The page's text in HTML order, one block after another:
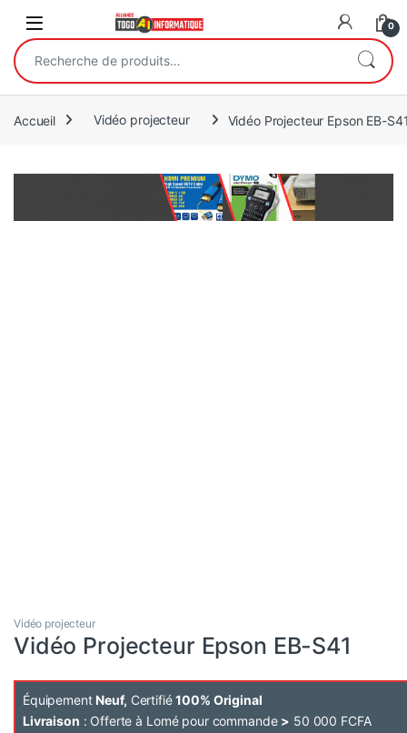
Open 0
Recherche pour :
Accueil Vidéo projecteur Vidéo Projecteur Epson EB-
Vidéo projecteur
Vidéo Projecteur Epson EB-S41
Équipement Neuf, Certifié100% Original
Livraison : Offerte à Lomé pour commande > 50 000 FCFA